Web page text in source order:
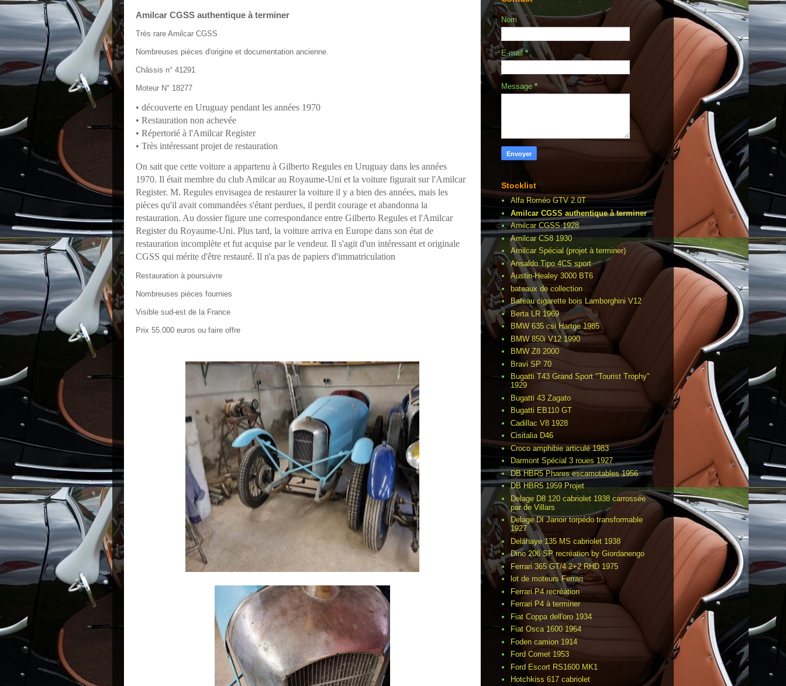
Amilcar CGSS authentique à terminer
Très rare Amilcar CGSS
Nombreuses pièces d'origine et documentation ancienne.
Châssis n° 41291
Moteur N° 18277
• découverte en Uruguay pendant les années 1970
• Restauration non achevée
• Répertorié à l'Amilcar Register
• Très intéressant projet de restauration
On sait que cette voiture a appartenu à Gilberto Regules en Uruguay dans les années
1970. Il était membre du club Amilcar au Royaume-Uni et la voiture figurait sur l'Amilcar
Register. M. Regules envisagea de restaurer la voiture il y a bien des années, mais les
pièces qu'il avait commandées s'étant perdues, il perdit courage et abandonna la
restauration. Au dossier figure une correspondance entre Gilberto Regules et l'Amilcar
Register du Royaume-Uni. Plus tard, la voiture arriva en Europe dans son état de
restauration incomplète et fut acquise par le vendeur. Il s'agit d'un intéressant et originale
CGSS qui mérite d'être restauré. Il n'a pas de papiers d'immatriculation
Restauration à poursuivre
Nombreuses pièces fournies
Visible sud-est de la France
Prix 55.000 euros ou faire offre
Nom
E-mail*
Message *
Stocklist
Alfa Roméo GTV 2.0T
Amilcar CGSS authentique à terminer
Amilcar CGSS 1928
Amilcar CS8 1930
Amilcar Spécial (projet à terminer)
Ansaldo Tipo 4CS sport
Austin-Healey 3000 BT6
bateaux de collection
Bateau cigarette bois Lamborghini V12
Berta LR 1969
BMW 635 csi Hartge 1985
BMW 850i V12 1990
BMW Z8 2000
Bravi SP 70
Bugatti T43 Grand Sport "Tourist Trophy"
1929
Bugatti 43 Zagato
Bugatti EB110 GT
Cadillac V8 1928
Cisitalia D46
Croco amphibie articulé 1983
Darmont Spécial 3 roues 1927
DB HBR5 Phares escamotables 1956
DB HBR5 1959 Projet
Delage D8 120 cabriolet 1938 carrossée
par de Villars
Delage DI Janoir torpédo transformable
1927
Delahaye 135 MS cabriolet 1938
Dino 206 SP recréation by Giordanengo
Ferrari 365 GT/4 2+2 RHD 1975
lot de moteurs Ferrari
Ferrari P4 recréation
Ferrari P4 à terminer
Fiat Coppa dell'oro 1934
Fiat Osca 1600 1964
Foden camion 1914
Ford Comet 1953
Ford Escort RS1600 MK1
Hotchkiss 617 cabriolet